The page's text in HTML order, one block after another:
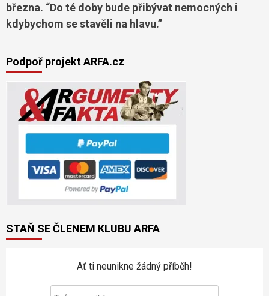
března. “Do té doby bude přibývat nemocných i
kdybychom se stavěli na hlavu.”
Podpoř projekt ARFA.cz
STAŇ SE ČLENEM KLUBU ARFA
Ať ti neunikne žádný příběh!